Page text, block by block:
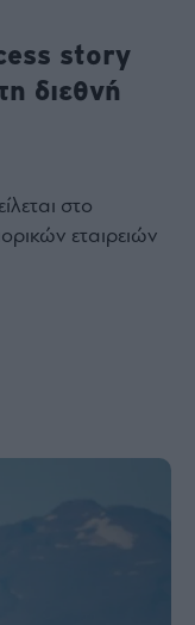
story
διεθνή
στο
εταιρειών